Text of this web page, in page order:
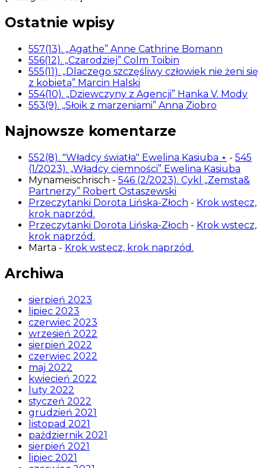
Ostatnie wpisy
557(13). „Agathe” Anne Cathrine Bomann
556(12). „Czarodziej” Colm Toibin
555(11). „Dlaczego szczęśliwy człowiek nie żeni się
z kobietą” Marcin Halski
554(10). „Dziewczyny z Agencji” Hanka V. Mody
553(9). „Słoik z marzeniami” Anna Ziobro
Najnowsze komentarze
552(8). "Władcy światła" Ewelina Kasiuba ⋆ - 545
(1/2023). „Władcy ciemności” Ewelina Kasiuba
Mynameischrisch - 546 (2/2023). Cykl „Zemsta&
Partnerzy” Robert Ostaszewski
Przeczytanki Dorota Lińska-Złoch - Krok wstecz,
krok naprzód.
Przeczytanki Dorota Lińska-Złoch - Krok wstecz,
krok naprzód.
Marta - Krok wstecz, krok naprzód.
Archiwa
sierpień 2023
lipiec 2023
czerwiec 2023
wrzesień 2022
sierpień 2022
czerwiec 2022
maj 2022
kwiecień 2022
luty 2022
styczeń 2022
grudzień 2021
listopad 2021
październik 2021
sierpień 2021
lipiec 2021